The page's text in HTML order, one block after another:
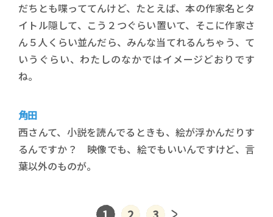
だちとも喋っててんけど、たとえば、本の作家名とタ
イトル隠して、こう２つぐらい置いて、そこに作家さ
ん５人くらい並んだら、みんな当てれるんちゃう、て
いうぐらい、わたしのなかではイメージどおりです
ね。
角田
西さんて、小説を読んでるときも、絵が浮かんだりす
るんですか？ 映像でも、絵でもいいんですけど、言
葉以外のものが。